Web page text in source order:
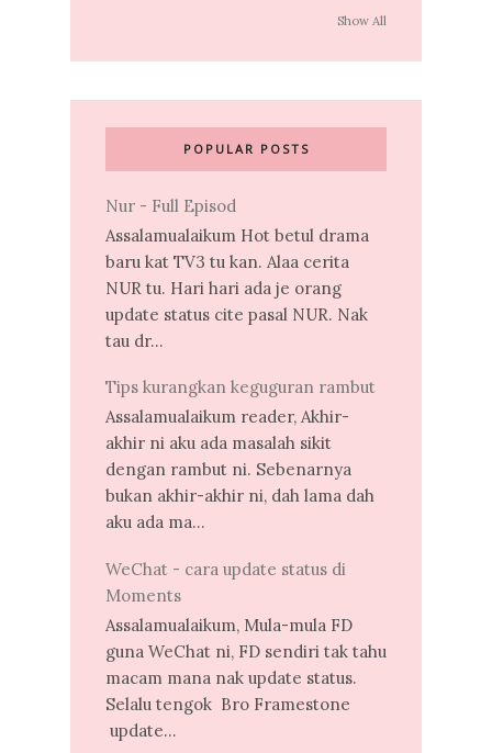
Show All
POPULAR POSTS
Nur - Full Episod
Assalamualaikum Hot betul drama
baru kat TV3 tu kan. Alaa cerita
NUR tu. Hari hari ada je orang
update status cite pasal NUR. Nak
tau dr...
Tips kurangkan keguguran rambut
Assalamualaikum reader, Akhir-
akhir ni aku ada masalah sikit
dengan rambut ni. Sebenarnya
bukan akhir-akhir ni, dah lama dah
aku ada ma...
WeChat - cara update status di
Moments
Assalamualaikum, Mula-mula FD
guna WeChat ni, FD sendiri tak tahu
macam mana nak update status.
Selalu tengok Bro Framestone
update...